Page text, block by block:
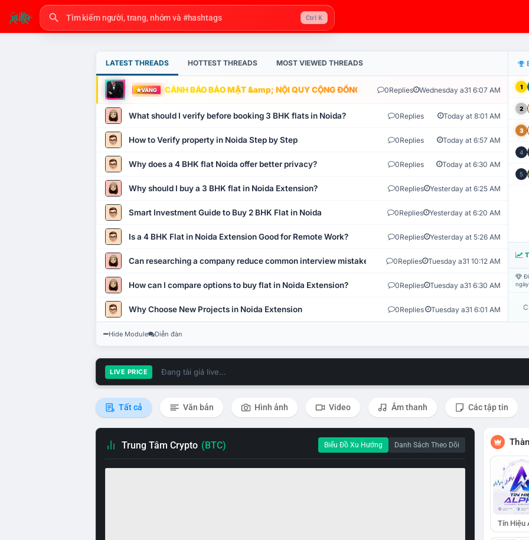
Ctrl K
LATEST THREADS HOTTEST THREADS MOST VIEWED THREADS
VÀNG CẢNH BÁO BẢO MẬT &amp; NỘI QUY CỘNG ĐỒNG VLIKE.VN: HỆ THỐNG GIÁM SÁT TỰ
0Replies Wednesday a31 6:07 AM
What should I verify before booking 3 BHK flats in Noida? 0Replies Today at 8:01 AM
How to Verify property in Noida Step by Step 0Replies Today at 6:57 AM
Why does a 4 BHK flat Noida offer better privacy? 0Replies Today at 6:30 AM
Why should I buy a 3 BHK flat in Noida Extension? 0Replies Yesterday at 6:25 AM
Smart Investment Guide to Buy 2 BHK Flat in Noida 0Replies Yesterday at 6:20 AM
Is a 4 BHK Flat in Noida Extension Good for Remote Work? 0Replies Yesterday at 5:26 AM
Can researching a company reduce common interview mistakes? 0Replies Tuesday a31 10:12 AM
How can I compare options to buy flat in Noida Extension? 0Replies Tuesday a31 6:30 AM
Why Choose New Projects in Noida Extension 0Replies Tuesday a31 6:01 AM
1
2
3
4
5
Hide Module Diễn đàn
LIVE PRICE Đang tải giá live...
Tất cả Văn bản Hình ảnh Video Âm thanh Các tập tin
Trung Tâm Crypto (BTC) Biểu Đồ Xu Hướng Danh Sách Theo Dõi
Tín Hiệu